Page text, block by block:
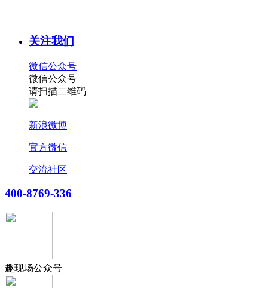
关注我们
微信公众号
微信公众号
请扫描二维码
新浪微博
官方微信
交流社区
400-8769-336
趣现场公众号